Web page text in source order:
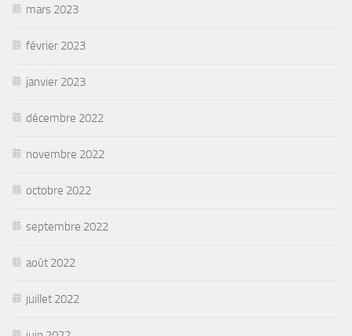
mars 2023
février 2023
janvier 2023
décembre 2022
novembre 2022
octobre 2022
septembre 2022
août 2022
juillet 2022